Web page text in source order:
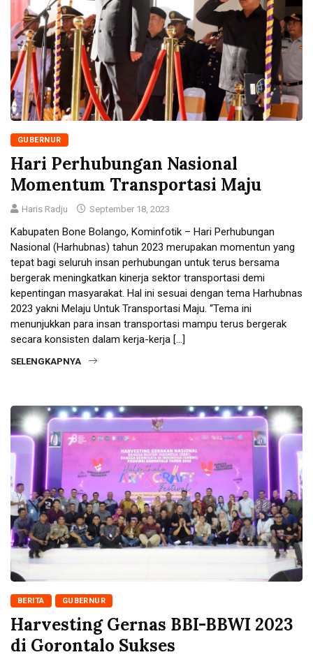
GUBERNUR
Hari Perhubungan Nasional
Momentum Transportasi Maju
Haris Radju September 18, 2023
Kabupaten Bone Bolango, Kominfotik – Hari Perhubungan
Nasional (Harhubnas) tahun 2023 merupakan momentun yang
tepat bagi seluruh insan perhubungan untuk terus bersama
bergerak meningkatkan kinerja sektor transportasi demi
kepentingan masyarakat. Hal ini sesuai dengan tema Harhubnas
2023 yakni Melaju Untuk Transportasi Maju. “Tema ini
menunjukkan para insan transportasi mampu terus bergerak
secara konsisten dalam kerja-kerja […]
SELENGKAPNYA
BERITA GUBERNUR
Harvesting Gernas BBI-BBWI 2023
di Gorontalo Sukses